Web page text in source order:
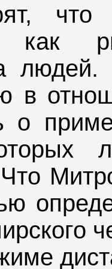
что
как
людей.
в
о